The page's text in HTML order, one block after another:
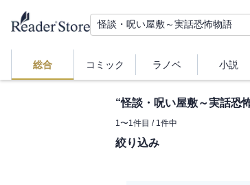
総合 コミック ラノベ 小説
“怪談・呪い屋敷～実話恐
1〜1件目 / 1件中
絞り込み